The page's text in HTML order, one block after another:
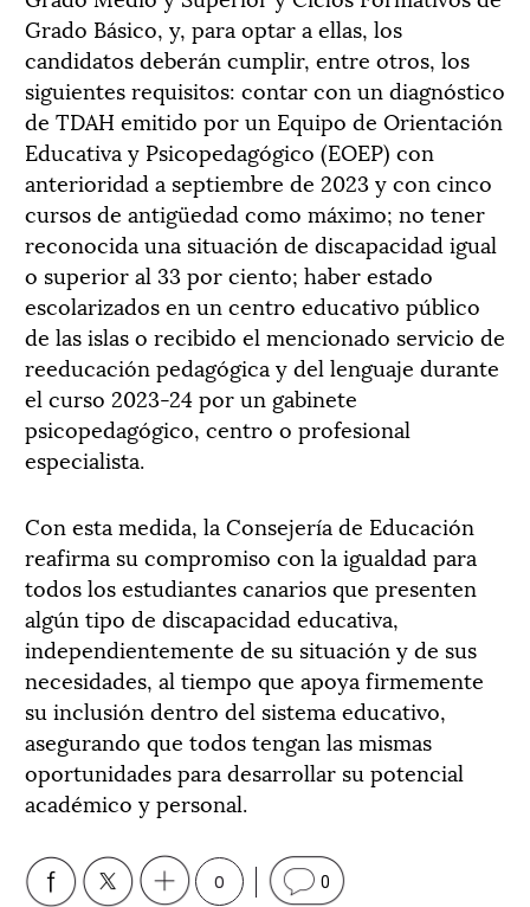
Grado Básico, y, para optar a ellas, los
candidatos deberán cumplir, entre otros, los
siguientes requisitos: contar con un diagnóstico
de TDAH emitido por un Equipo de Orientación
Educativa y Psicopedagógico (EOEP) con
anterioridad a septiembre de 2023 y con cinco
cursos de antigüedad como máximo; no tener
reconocida una situación de discapacidad igual
o superior al 33 por ciento; haber estado
escolarizados en un centro educativo público
de las islas o recibido el mencionado servicio de
reeducación pedagógica y del lenguaje durante
el curso 2023-24 por un gabinete
psicopedagógico, centro o profesional
especialista.
Con esta medida, la Consejería de Educación
reafirma su compromiso con la igualdad para
todos los estudiantes canarios que presenten
algún tipo de discapacidad educativa,
independientemente de su situación y de sus
necesidades, al tiempo que apoya firmemente
su inclusión dentro del sistema educativo,
asegurando que todos tengan las mismas
oportunidades para desarrollar su potencial
académico y personal.
0 0